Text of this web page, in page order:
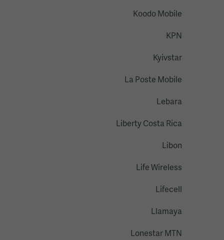
Koodo Mobile
KPN
Kyivstar
La Poste Mobile
Lebara
Liberty Costa Rica
Libon
Life Wireless
Lifecell
Llamaya
Lonestar MTN